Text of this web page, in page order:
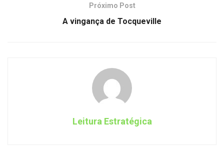
Próximo Post
A vingança de Tocqueville
Leitura Estratégica